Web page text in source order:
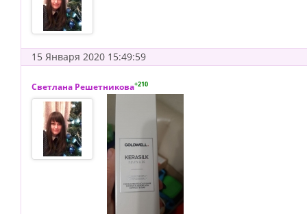
15 Января 2020 15:49:59
Светлана Решетникова+210